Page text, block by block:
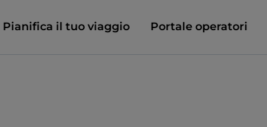
Pianifica il tuo viaggio Portale operatori